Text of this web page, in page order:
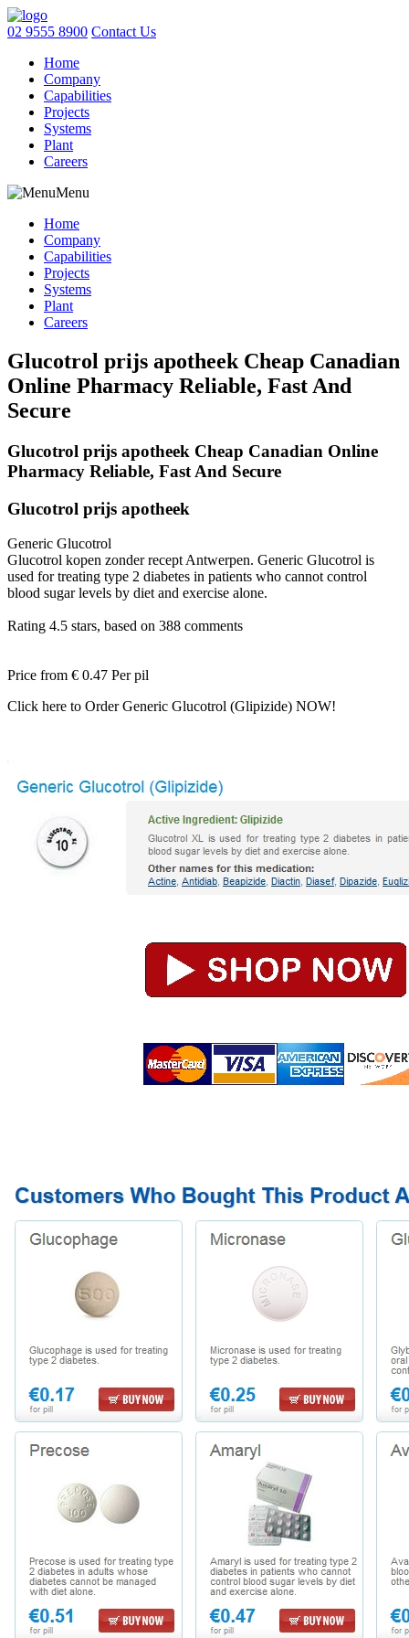
02 9555 8900 Contact Us
Home
Company
Capabilities
Projects
Systems
Plant
Careers
Menu
Home
Company
Capabilities
Projects
Systems
Plant
Careers
Glucotrol prijs apotheek Cheap Canadian
Online Pharmacy Reliable, Fast And
Secure
Glucotrol prijs apotheek Cheap Canadian Online
Pharmacy Reliable, Fast And Secure
Glucotrol prijs apotheek
Generic Glucotrol
Glucotrol kopen zonder recept Antwerpen. Generic Glucotrol is
used for treating type 2 diabetes in patients who cannot control
blood sugar levels by diet and exercise alone.
Rating 4.5 stars, based on 388 comments
Price from € 0.47 Per pil
Click here to Order Generic Glucotrol (Glipizide) NOW!